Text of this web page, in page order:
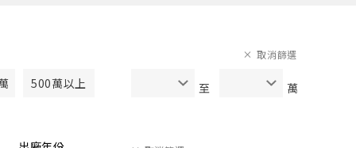
500萬以上 至 萬
取消篩選